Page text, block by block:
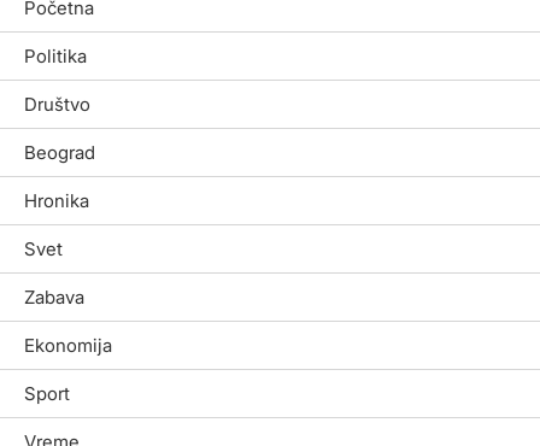
Početna
Politika
Društvo
Beograd
Hronika
Svet
Zabava
Ekonomija
Sport